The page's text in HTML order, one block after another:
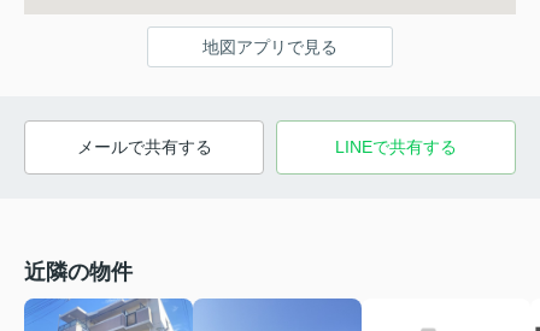
地図アプリで見る
メールで共有する LINEで共有する
近隣の物件